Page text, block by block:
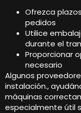
Ofrezca
pedidos
Utilice
durante el
Proporcionar
necesario
Algunos
instalación.,
máquinas
especialmente útil